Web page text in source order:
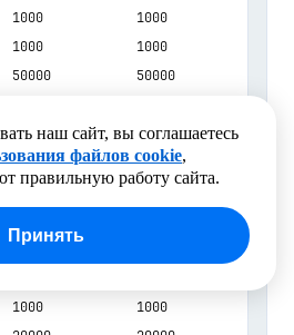
1000            1000
1000            1000
50000           50000
1000            1000
10000           10000
1000            1000
50000           50000
5000            5000
200000          200000
1000            1000
добавлено
наш сайт, вы соглашаетесь
файлов cookie,
правильную работу сайта.
Принять